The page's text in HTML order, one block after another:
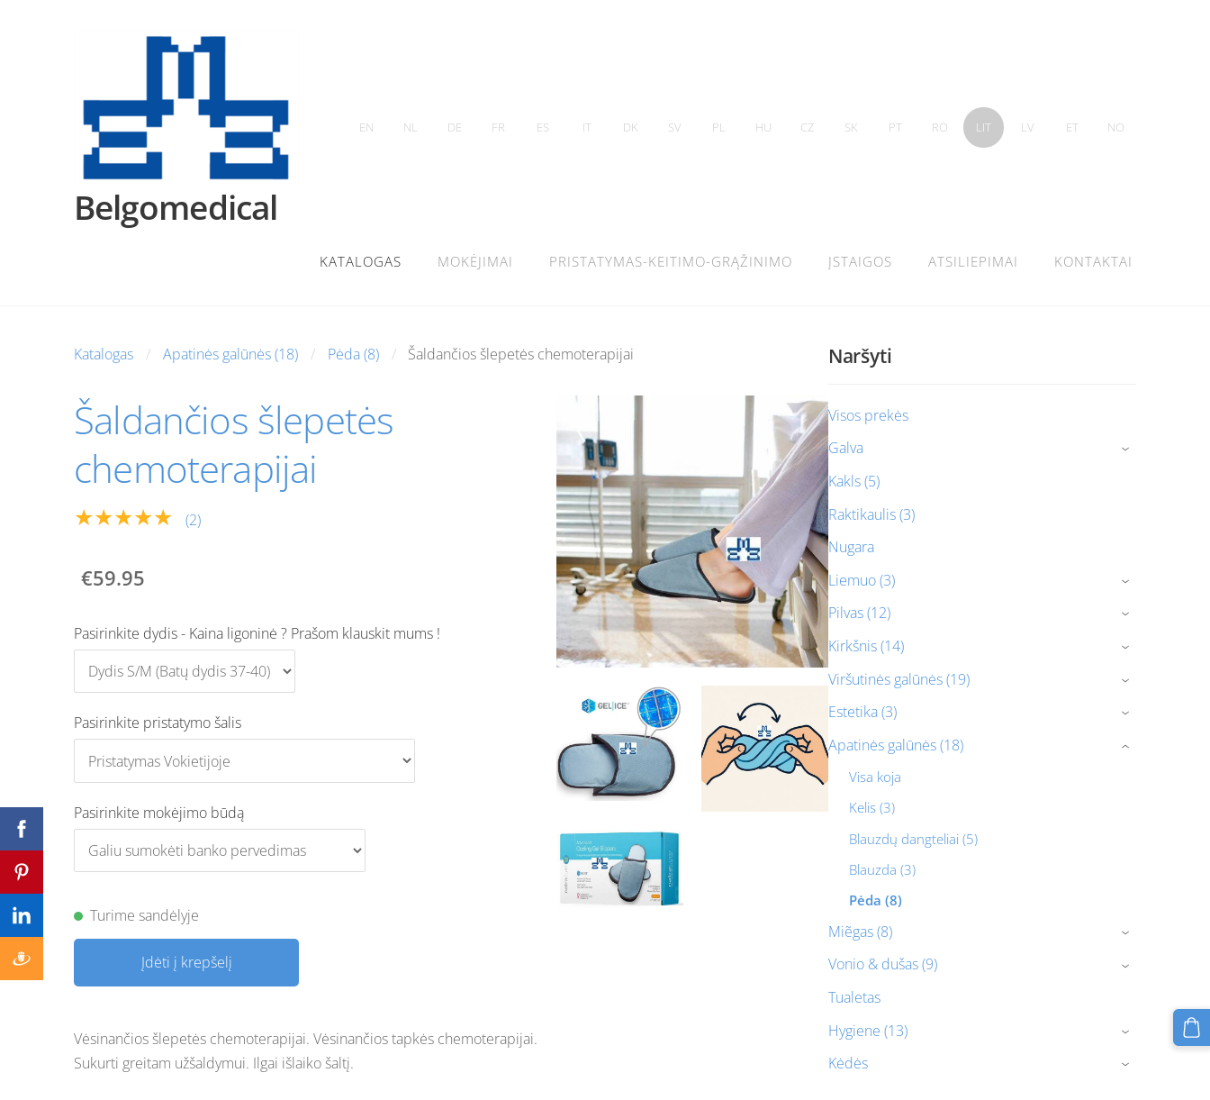
Belgomedical
KATALOGAS MOKĖJIMAI PRISTATYMAS-KEITIMO-GRĄŽINIMO ĮSTAIGOS ATSILIEPIMAI KONTAKTAI
EN NL DE FR ES IT DK SV PL HU CZ SK PT RO LIT LV ET NO
Naršyti
Visos prekės
Galva
›
Kakls (5)
Raktikaulis (3)
Nugara
Liemuo (3)
›
Pilvas (12) ›
Kirkšnis (14) ›
Viršutinės galūnės (19) ›
Estetika (3) ›
Apatinės galūnės (18)
Visa koja
Kelis (3)
Blauzdų dangteliai (5)
Blauzda (3)
Pėda (8)
›
Miẽgas (8) ›
Vonio & dušas (9) ›
Tualetas
Hygiene (13)
›
Kėdės ›
Katalogas Apatinės galūnės (18) Pėda (8) Šaldančios šlepetės chemoterapijai
Šaldančios šlepetės
chemoterapijai
★★★★★ (2)
€59.95
Pasirinkite dydis - Kaina ligoninė ? Prašom klauskit mums !
Pasirinkite pristatymo šalis
Pasirinkite mokėjimo būdą
Turime sandėlyje
Įdėti į krepšelį
Vėsinančios šlepetės chemoterapijai. Vėsinančios tapkės chemoterapijai.
Sukurti greitam užšaldymui. Ilgai išlaiko šaltį.